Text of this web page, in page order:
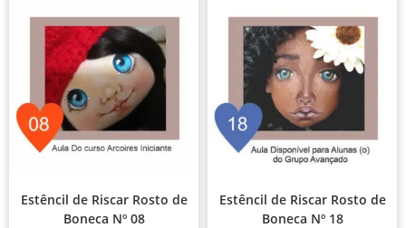
Estêncil de Riscar Rosto de
Boneca Nº 08
Estêncil de Riscar Rosto de
Boneca Nº 18